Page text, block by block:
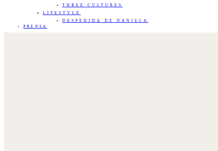
THREE CULTURES
LIFESTYLE
DESPEDIDA DE DANIELA
PRENSA